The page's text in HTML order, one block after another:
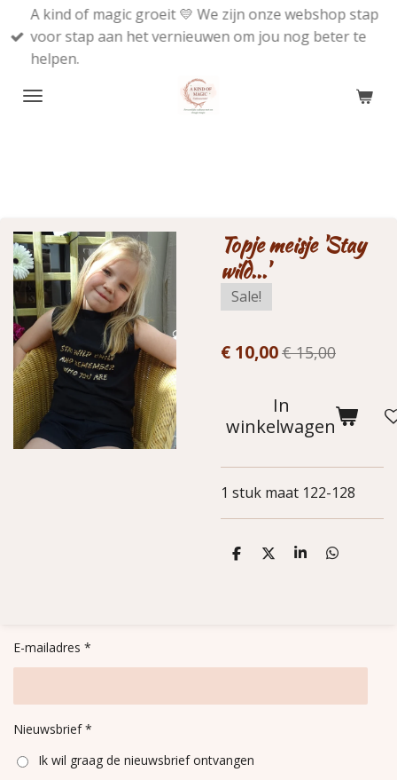
direct
naar
A kind of magic groeit 💛 We zijn onze webshop stap
voor stap aan het vernieuwen om jou nog beter te
helpen.
Topje meisje 'Stay
wild...'
Sale!
€ 10,00€ 15,00
In
winkelwagen
1 stuk maat 122-128
D
D
S
D
E-mailadres *
Nieuwsbrief *
Ik wil graag de nieuwsbrief ontvangen